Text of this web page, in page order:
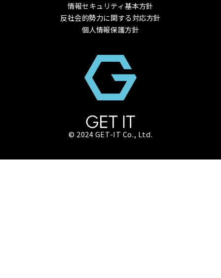
情報セキュリティ基本方針
反社会的勢力に関する対応方針
個人情報保護方針
© 2024 GET-IT Co., Ltd.